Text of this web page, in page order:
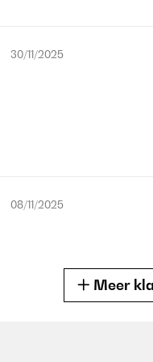
30/11/2025
08/11/2025
Meer